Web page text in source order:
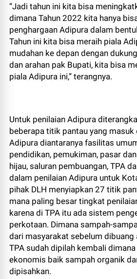
“Jadi tahun ini kita bisa
dimana Tahun 2022 kita hanya
penghargaan Adipura dalam
Tahun ini kita bisa meraih piala
mudahan ke depan dengan
dan arahan pak Bupati, kita bisa
piala Adipura ini,” terangnya.
Untuk penilaian Adipura
beberapa titik pantau yang masuk
Adipura diantaranya fasilitas
pendidikan, pemukiman, pasar
hijau, saluran pembuangan, TPA
dalam penilaian Adipura untuk
pihak DLH menyiapkan 27 titik
mana paling besar tingkat
karena di TPA itu ada sistem
perkotaan. Dimana sampah-
dari masyarakat sebelum
TPA sudah dipilah kembali
ekonomis baik sampah organik
dipisahkan.